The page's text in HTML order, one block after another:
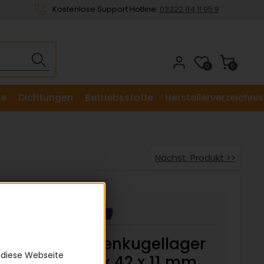
Kostenlose Support Hotline: 03322 84 11 95 9
0
0
Dichtungen Betriebsstoffe Herstellerverzeichnis
Nächst. Produkt >>
Axial-Rillenkugellager
Webseite